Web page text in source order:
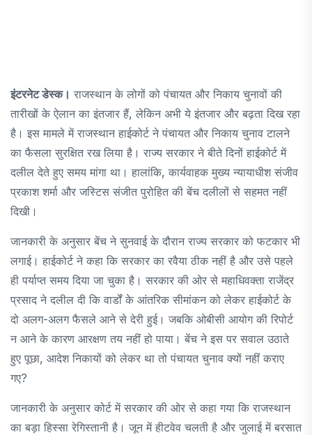
इंटरनेट डेस्क। राजस्थान के लोगों को पंचायत और निकाय चुनावों की
तारीखों के ऐलान का इंतजार हैं, लेकिन अभी ये इंतजार और बढ़ता दिख रहा
है। इस मामले में राजस्थान हाईकोर्ट ने पंचायत और निकाय चुनाव टालने
का फैसला सुरक्षित रख लिया है। राज्य सरकार ने बीते दिनों हाईकोर्ट में
दलील देते हुए समय मांगा था। हालांकि, कार्यवाहक मुख्य न्यायाधीश संजीव
प्रकाश शर्मा और जस्टिस संजीत पुरोहित की बेंच दलीलों से सहमत नहीं
दिखी।
जानकारी के अनुसार बेंच ने सुनवाई के दौरान राज्य सरकार को फटकार भी
लगाई। हाईकोर्ट ने कहा कि सरकार का रवैया ठीक नहीं है और उसे पहले
ही पर्याप्त समय दिया जा चुका है। सरकार की ओर से महाधिवक्ता राजेंद्र
प्रसाद ने दलील दी कि वार्डों के आंतरिक सीमांकन को लेकर हाईकोर्ट के
दो अलग-अलग फैसले आने से देरी हुई। जबकि ओबीसी आयोग की रिपोर्ट
न आने के कारण आरक्षण तय नहीं हो पाया। बेंच ने इस पर सवाल उठाते
हुए पूछा, आदेश निकायों को लेकर था तो पंचायत चुनाव क्यों नहीं कराए
गए?
जानकारी के अनुसार कोर्ट में सरकार की ओर से कहा गया कि राजस्थान
का बड़ा हिस्सा रेगिस्तानी है। जून में हीटवेव चलती है और जुलाई में बरसात